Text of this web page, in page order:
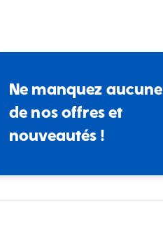
Ne manquez aucune
de nos offres et
nouveautés !